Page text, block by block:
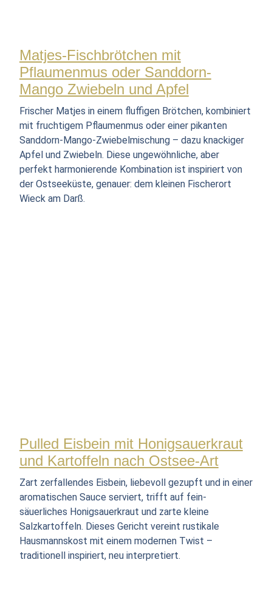
Matjes-Fischbrötchen mit
Pflaumenmus oder Sanddorn-
Mango Zwiebeln und Apfel
Frischer Matjes in einem fluffigen Brötchen, kombiniert
mit fruchtigem Pflaumenmus oder einer pikanten
Sanddorn-Mango-Zwiebelmischung – dazu knackiger
Apfel und Zwiebeln. Diese ungewöhnliche, aber
perfekt harmonierende Kombination ist inspiriert von
der Ostseeküste, genauer: dem kleinen Fischerort
Wieck am Darß.
Pulled Eisbein mit Honigsauerkraut
und Kartoffeln nach Ostsee-Art
Zart zerfallendes Eisbein, liebevoll gezupft und in einer
aromatischen Sauce serviert, trifft auf fein-
säuerliches Honigsauerkraut und zarte kleine
Salzkartoffeln. Dieses Gericht vereint rustikale
Hausmannskost mit einem modernen Twist –
traditionell inspiriert, neu interpretiert.